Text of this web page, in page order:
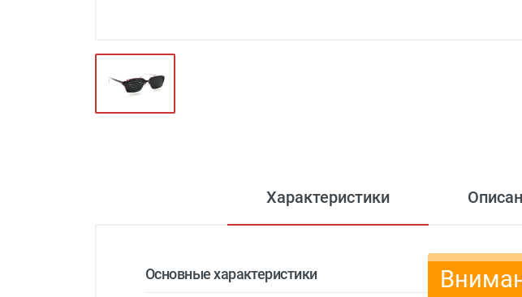
Характеристики
Основные характеристики